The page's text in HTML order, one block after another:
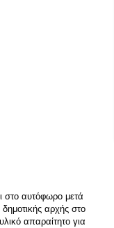
στο αυτόφωρο μετά
αρχής στο
απαραίτητο για